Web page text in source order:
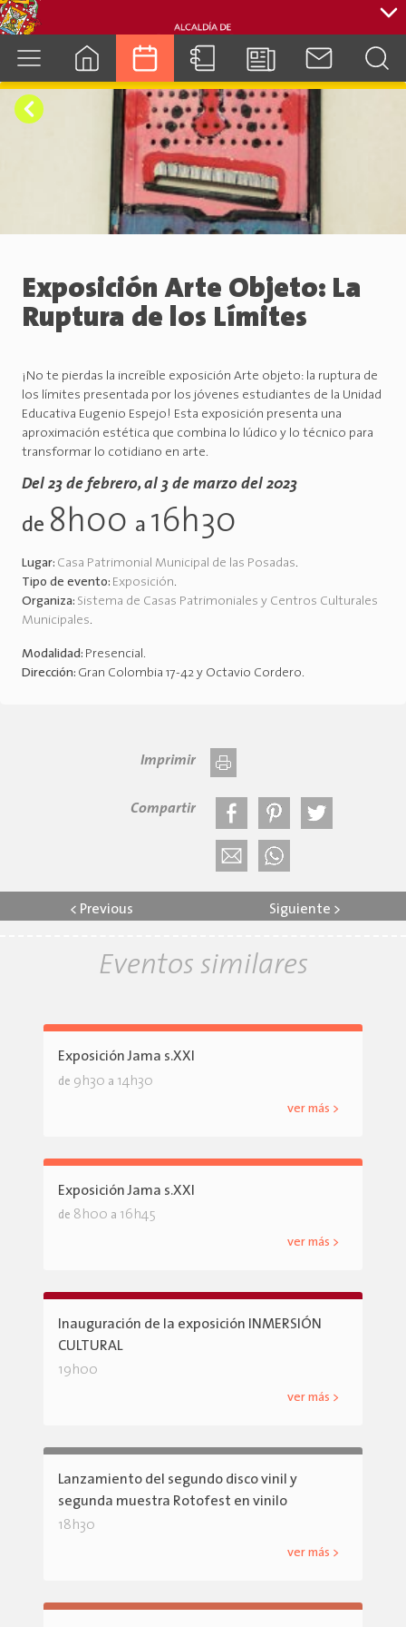
cuenca.gob.ec
Exposición Arte Objeto: La
Ruptura de los Límites
¡No te pierdas la increíble exposición Arte objeto: la ruptura de
los límites presentada por los jóvenes estudiantes de la Unidad
Educativa Eugenio Espejo! Esta exposición presenta una
aproximación estética que combina lo lúdico y lo técnico para
transformar lo cotidiano en arte.
Del 23 de febrero, al 3 de marzo del 2023
de 8h00 a 16h30
Lugar: Casa Patrimonial Municipal de las Posadas.
Tipo de evento: Exposición.
Organiza: Sistema de Casas Patrimoniales y Centros Culturales
Municipales.
Modalidad: Presencial.
Dirección: Gran Colombia 17-42 y Octavio Cordero.
Imprimir
Compartir
< Previous Siguiente >
Eventos similares
Exposición Jama s.XXI
de 9h30 a 14h30
ver más >
Exposición Jama s.XXI
de 8h00 a 16h45
ver más >
Inauguración de la exposición INMERSIÓN
CULTURAL
19h00
ver más >
Lanzamiento del segundo disco vinil y
segunda muestra Rotofest en vinilo
18h30
ver más >